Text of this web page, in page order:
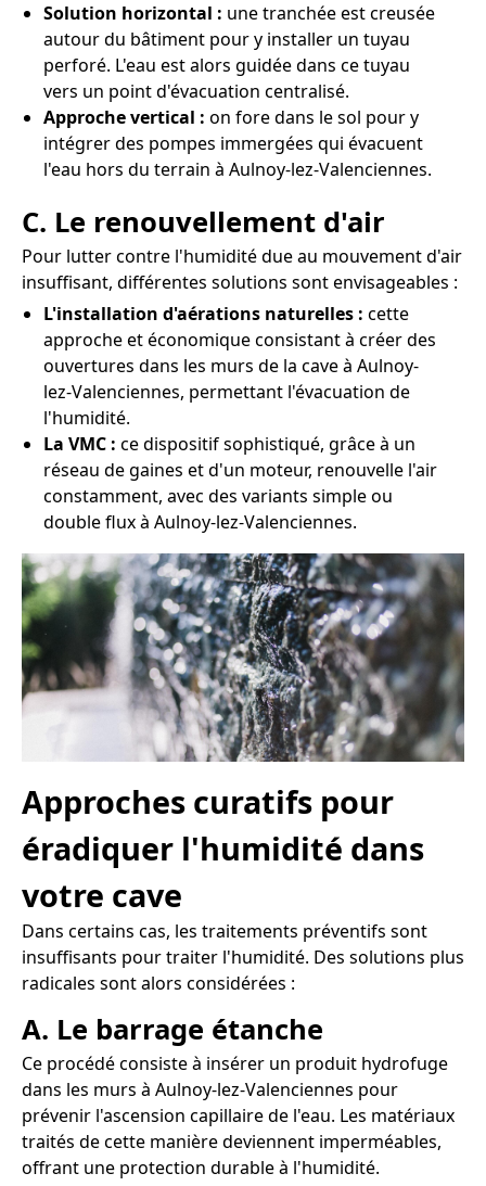
Solution horizontal : une tranchée est creusée
autour du bâtiment pour y installer un tuyau
perforé. L'eau est alors guidée dans ce tuyau
vers un point d'évacuation centralisé.
Approche vertical : on fore dans le sol pour y
intégrer des pompes immergées qui évacuent
l'eau hors du terrain à Aulnoy-lez-Valenciennes.
C. Le renouvellement d'air
Pour lutter contre l'humidité due au mouvement d'air
insuffisant, différentes solutions sont envisageables :
L'installation d'aérations naturelles : cette
approche et économique consistant à créer des
ouvertures dans les murs de la cave à Aulnoy-
lez-Valenciennes, permettant l'évacuation de
l'humidité.
La VMC : ce dispositif sophistiqué, grâce à un
réseau de gaines et d'un moteur, renouvelle l'air
constamment, avec des variants simple ou
double flux à Aulnoy-lez-Valenciennes.
Approches curatifs pour
éradiquer l'humidité dans
votre cave
Dans certains cas, les traitements préventifs sont
insuffisants pour traiter l'humidité. Des solutions plus
radicales sont alors considérées :
A. Le barrage étanche
Ce procédé consiste à insérer un produit hydrofuge
dans les murs à Aulnoy-lez-Valenciennes pour
prévenir l'ascension capillaire de l'eau. Les matériaux
traités de cette manière deviennent imperméables,
offrant une protection durable à l'humidité.